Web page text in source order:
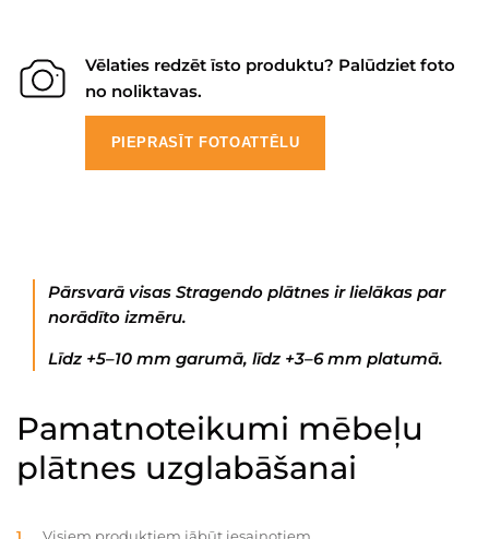
Vēlaties redzēt īsto produktu? Palūdziet foto
no noliktavas.
PIEPRASĪT FOTOATTĒLU
Pārsvarā visas Stragendo plātnes ir lielākas par
norādīto izmēru.
Līdz +5–10 mm garumā, līdz +3–6 mm platumā.
Pamatnoteikumi mēbeļu
plātnes uzglabāšanai
Visiem produktiem jābūt iesaiņotiem.